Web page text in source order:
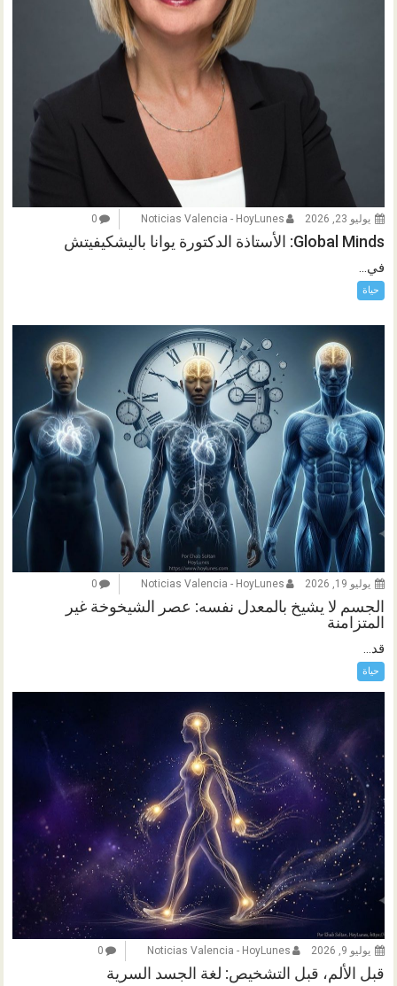
يوليو 23, 2026 Noticias Valencia - HoyLunes
0
Global Minds: الأستاذة الدكتورة يوانا باليشكيفيتش
في...
حياة
يوليو 19, 2026 Noticias Valencia - HoyLunes
0
الجسم لا يشيخ بالمعدل نفسه: عصر الشيخوخة غير
المتزامنة
قد...
حياة
يوليو 9, 2026 Noticias Valencia - HoyLunes
0
قبل الألم، قبل التشخيص: لغة الجسد السرية